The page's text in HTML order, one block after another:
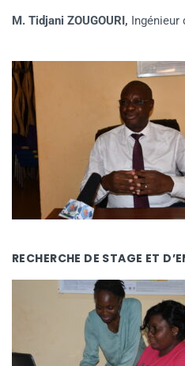
M. Tidjani ZOUGOURI,
RECHERCHE DE STAGE ET